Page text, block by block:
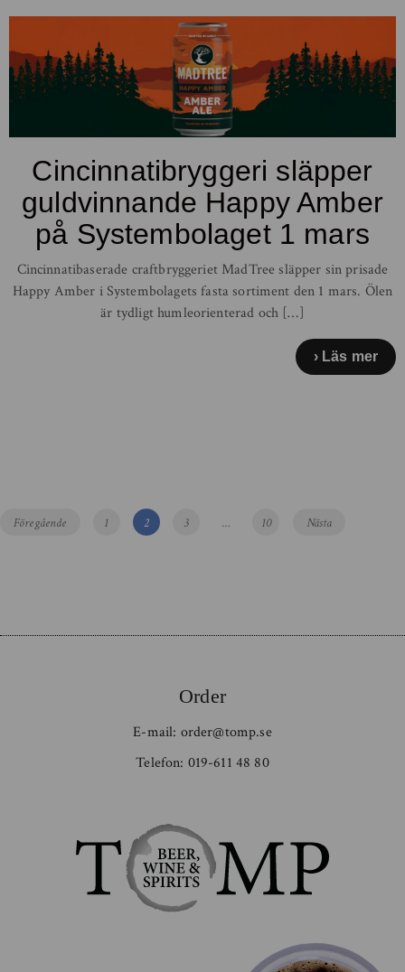
Cincinnatibryggeri släpper
guldvinnande Happy Amber
på Systembolaget 1 mars
Cincinnatibaserade craftbryggeriet MadTree släpper sin prisade
Happy Amber i Systembolagets fasta sortiment den 1 mars. Ölen
är tydligt humleorienterad och […]
Läs mer
Inläggsnavigering
Inläggsnavigering
Föregående Sida
1 Sida
2 Sida
3 … Sida
10 Nästa
Order
E-mail: order@tomp.se
Telefon: 019-611 48 80